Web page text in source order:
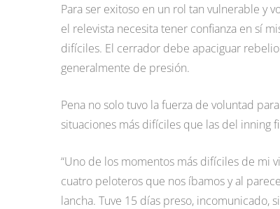
Para ser exitoso en un rol tan vulnerable y
el relevista necesita tener confianza en sí
difíciles. El cerrador debe apaciguar
generalmente de presión.
Pena no solo tuvo la fuerza de voluntad
situaciones más difíciles que las del inning
“Uno de los momentos más difíciles de mi
cuatro peloteros que nos íbamos y al
lancha. Tuve 15 días preso, incomunicado,